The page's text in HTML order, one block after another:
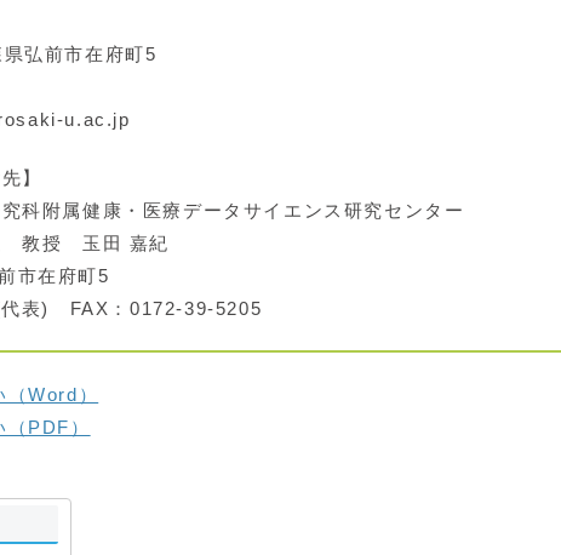
弘前市在府町5
u.ac.jp
】
科附属健康・医療データサイエンス研究センター
教授 玉田 嘉紀
市在府町5
表) FAX：0172-39-5205
Word）
PDF）